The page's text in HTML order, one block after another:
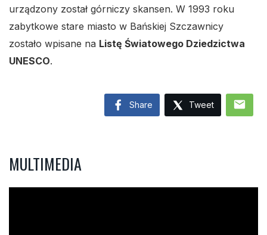
urządzony został górniczy skansen. W 1993 roku
zabytkowe stare miasto w Bańskiej Szczawnicy
zostało wpisane na Listę Światowego Dziedzictwa
UNESCO.
Share Tweet mail
MULTIMEDIA